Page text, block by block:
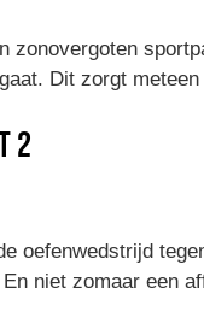
zonovergoten
Dit zorgt
2
oefenwedstrijd
niet zomaar een